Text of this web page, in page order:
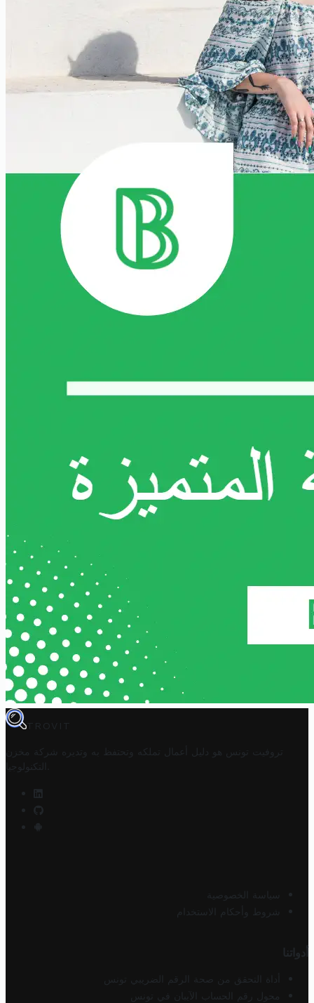
TROVIT
تروفيت تونس هو دليل أعمال تملكه وتحتفظ به وتديره
شركة مخزن
التكنولوجيا
سياسة الخصوصية
شروط وأحكام الاستخدام
أدواتنا
أداة التحقق من صحة الرقم الضريبي تونس
محول رقم الحساب الآيبان في تونس